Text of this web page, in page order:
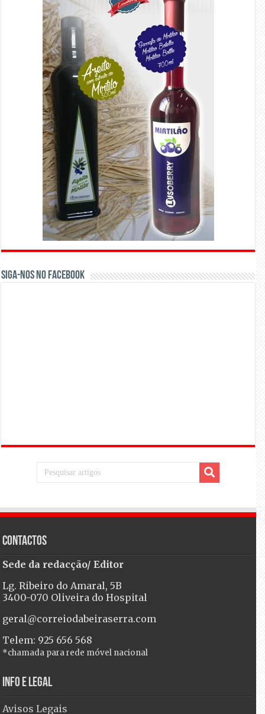
Siga-nos no Facebook
Contactos
Sede da redacção/ Editor
Lg. Ribeiro do Amaral, 5B
3400-070 Oliveira do Hospital
geral@correiodabeiraserra.com
Telem: 925 656 568
*chamada para rede móvel nacional
Info e Legal
Avisos Legais